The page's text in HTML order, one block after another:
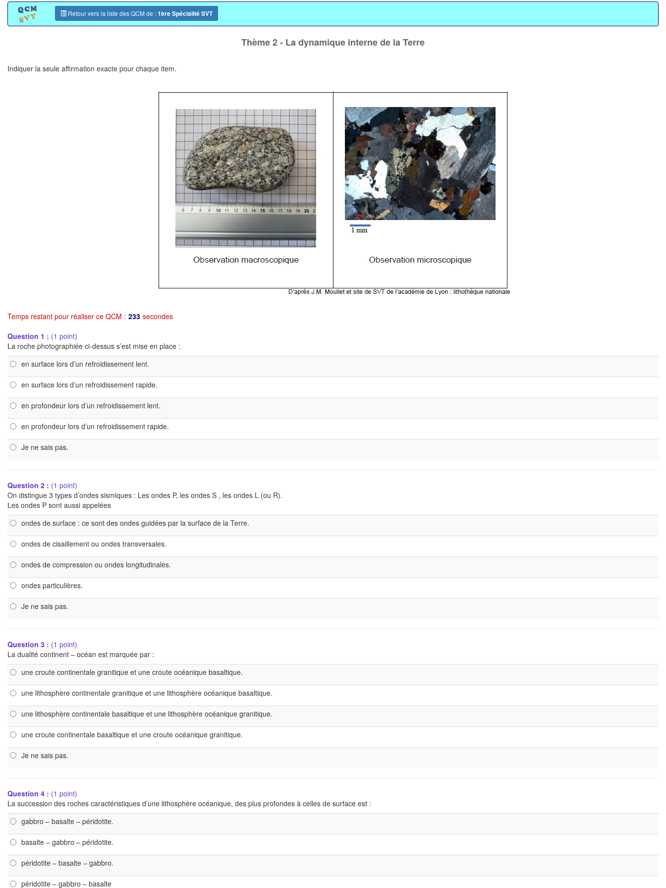
Retour vers la liste des QCM de :1ère Spécialité SVT
Thème 2 - La dynamique interne de la Terre
Indiquer la seule affirmation exacte pour chaque item.
Temps restant pour réaliser ce QCM : 232 secondes
Question 1 : (1 point)
La roche photographiée ci-dessus s’est mise en place :
en surface lors d’un refroidissement lent.
en surface lors d’un refroidissement rapide.
en profondeur lors d’un refroidissement lent.
en profondeur lors d’un refroidissement rapide.
Je ne sais pas.
Question 2 : (1 point)
On distingue 3 types d’ondes sismiques : Les ondes P, les ondes S , les ondes L (ou R).
Les ondes P sont aussi appelées
ondes de surface : ce sont des ondes guidées par la surface de la Terre.
ondes de cisaillement ou ondes transversales.
ondes de compression ou ondes longitudinales.
ondes particulières.
Je ne sais pas.
Question 3 : (1 point)
La dualité continent – océan est marquée par :
une croute continentale granitique et une croute océanique basaltique.
une lithosphère continentale granitique et une lithosphère océanique basaltique.
une lithosphère continentale basaltique et une lithosphère océanique granitique.
une croute continentale basaltique et une croute océanique granitique.
Je ne sais pas.
Question 4 : (1 point)
La succession des roches caractéristiques d’une lithosphère océanique, des plus profondes à celles de surface est :
gabbro – basalte – péridotite.
basalte – gabbro – péridotite.
péridotite – basalte – gabbro.
péridotite – gabbro – basalte